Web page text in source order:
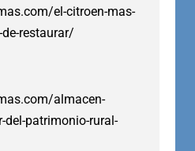
el-citroen-mas-
restaurar/
almacen-
del-patrimonio-rural-